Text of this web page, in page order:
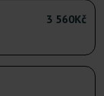
3 560Kč